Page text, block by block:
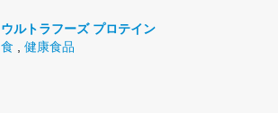
ウルトラフーズ プロテイン
食
健康食品